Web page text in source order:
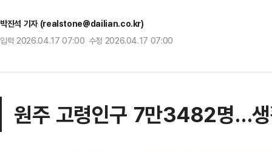
박진석 기자 (realstone@dailian.co.kr)
입력 2026.04.17 07:00 수정 2026.04.17 07:00
원주 고령인구 7만3482명…생